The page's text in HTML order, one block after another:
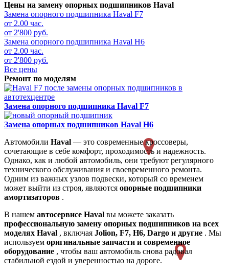
Цены на замену опорных подшипников Haval
Замена опорного подшипника Haval F7
от 2.00 час.
от 2'800 руб.
Замена опорного подшипника Haval H6
от 2.00 час.
от 2'800 руб.
Все цены
Ремонт по моделям
Замена опорного подшипника Haval F7
Замена опорных подшипников Haval H6
Автомобили Haval — это современные кроссоверы,
сочетающие в себе комфорт, проходимость и надежность.
Однако, как и любой автомобиль, они требуют регулярного
технического обслуживания и своевременного ремонта.
Одним из важных узлов подвески, который со временем
может выйти из строя, являются опорные подшипники
амортизаторов .
В нашем автосервисе Haval вы можете заказать
профессиональную замену опорных подшипников на всех
моделях Haval , включая Jolion, F7, H6, Dargo и другие . Мы
используем оригинальные запчасти и современное
оборудование , чтобы ваш автомобиль снова радовал
стабильной ездой и уверенностью на дороге.